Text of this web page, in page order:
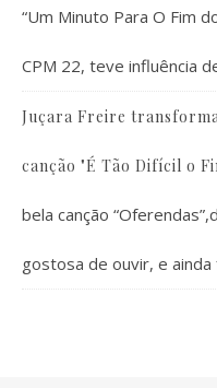
“Um Minuto Para O Fim
CPM 22, teve influência
Juçara Freire
canção "É Tão Difícil o
bela canção
gostosa de ouvir, e